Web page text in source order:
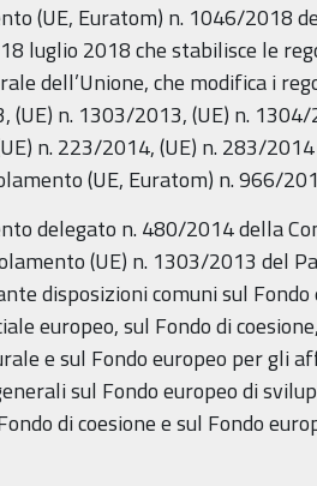
(UE, Euratom) n. 1046/2018
luglio 2018 che stabilisce le
dell’Unione, che modifica i
(UE) n. 1303/2013, (UE) n.
n. 223/2014, (UE) n. 283/
(UE, Euratom) n. 966/
delegato n. 480/2014 della
(UE) n. 1303/2013 del
disposizioni comuni sul
europeo, sul Fondo di
e sul Fondo europeo per gli
sul Fondo europeo di
di coesione e sul Fondo